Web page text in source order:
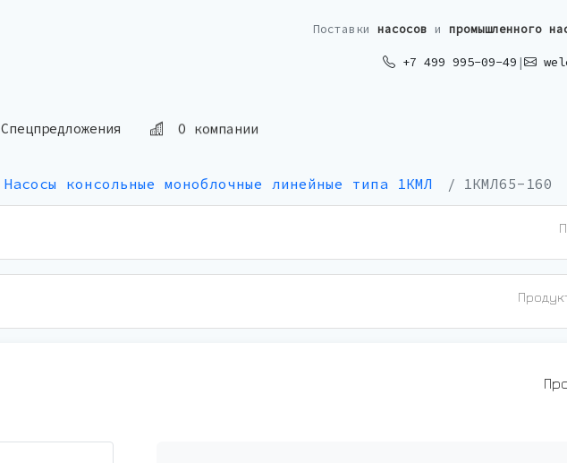
Поставки насосов и промышленного
+7 499 995-09-49 |
Спецпредложения О компании
Насосы консольные моноблочные линейные типа 1КМЛ 1КМЛ65-160